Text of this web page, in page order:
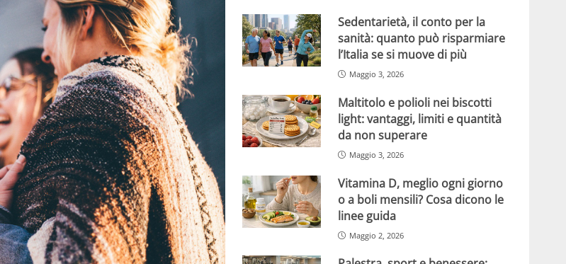
Sedentarietà, il conto per la
sanità: quanto può risparmiare
l’Italia se si muove di più
Maggio 3, 2026
Maltitolo e polioli nei biscotti
light: vantaggi, limiti e quantità
da non superare
Maggio 3, 2026
Vitamina D, meglio ogni giorno
o a boli mensili? Cosa dicono le
linee guida
Maggio 2, 2026